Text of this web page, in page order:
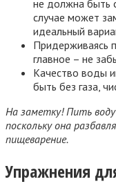
не должна быть
случае может
идеальный
Придерживаясь
главное – не
Качество воды
быть без газа,
На заметку! Пить
поскольку она
пищеварение.
Упражнения